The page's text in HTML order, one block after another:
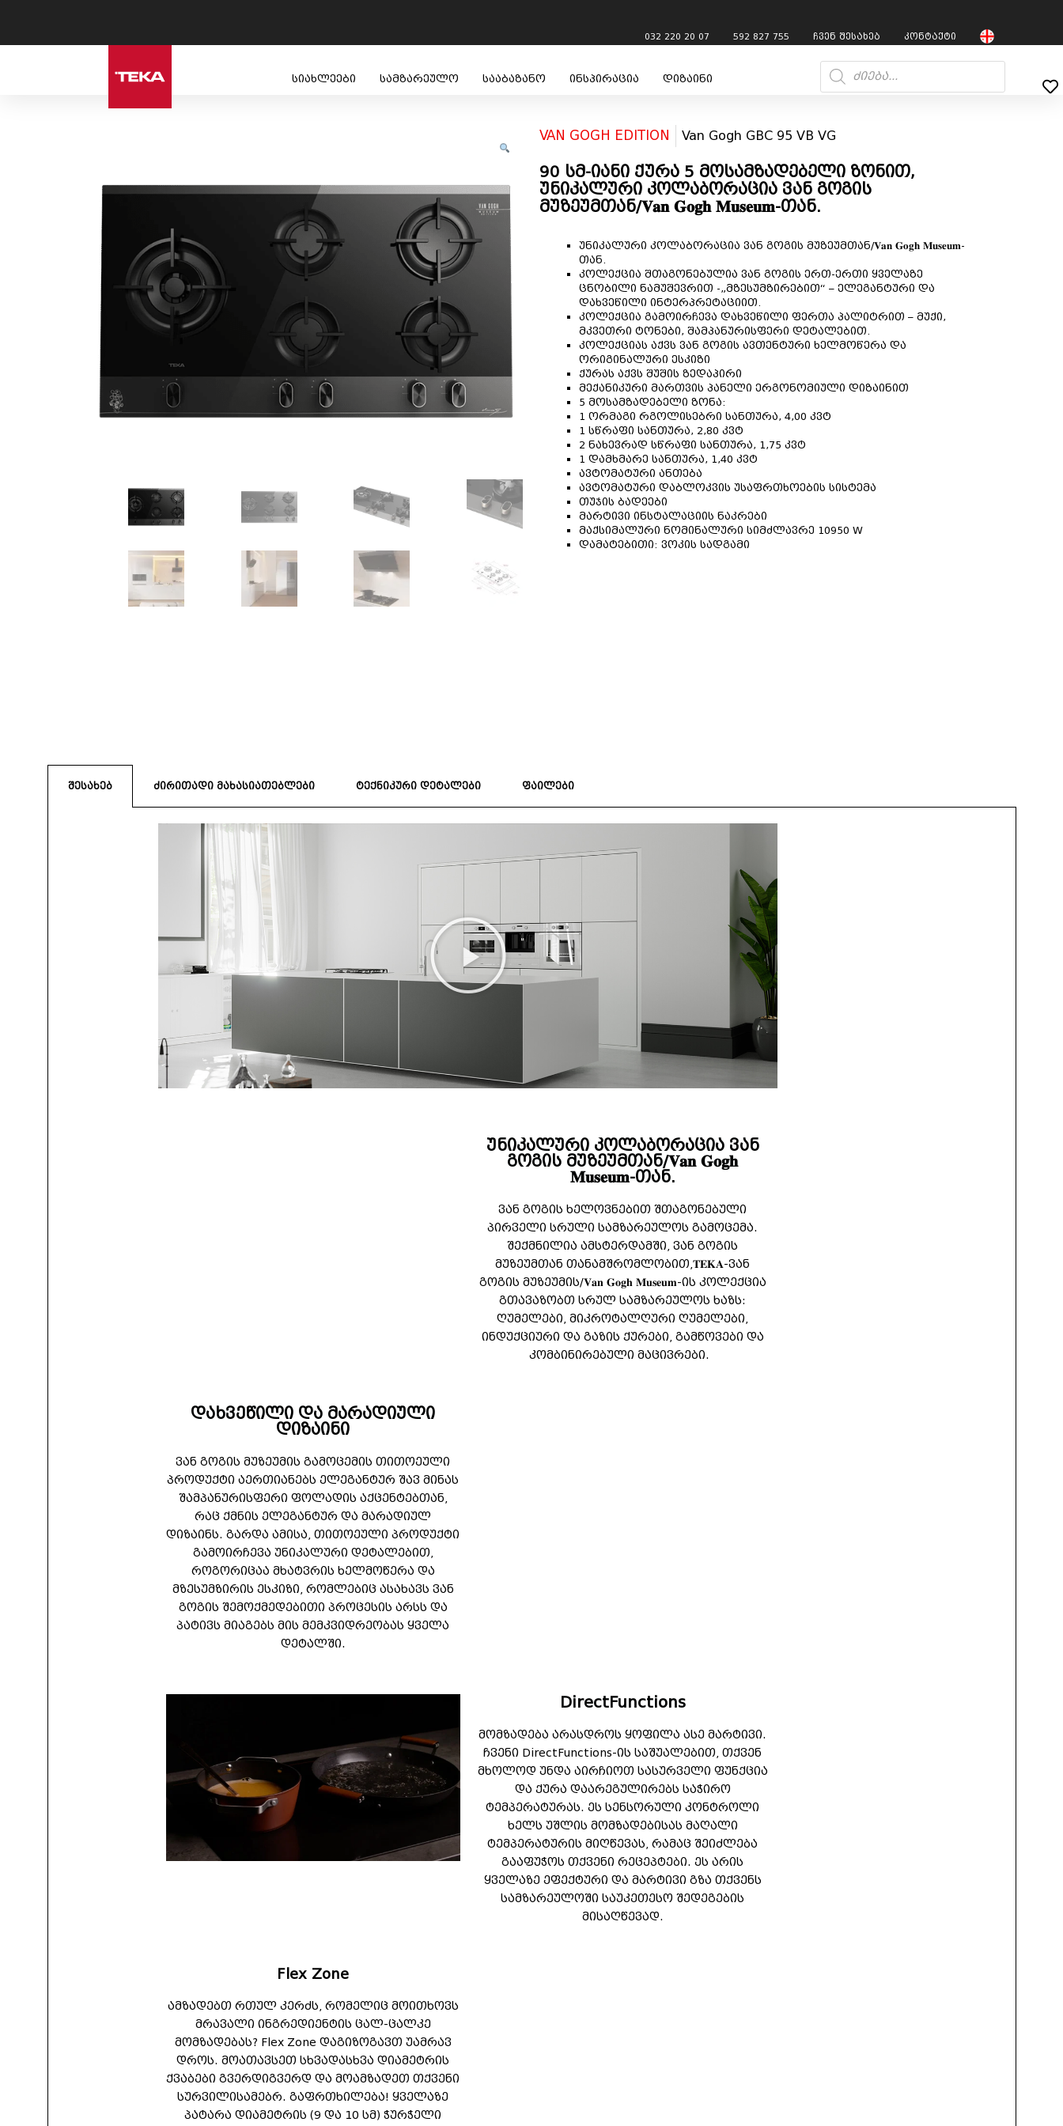
032 220 20 07 592 827 755 ჩვენ შესახებ კონტაქტი
სიახლეები სამზარეულო სააბაზანო ინსპირაცია დიზაინი
VAN GOGH EDITION Van Gogh GBC 95 VB VG
90 სმ-იანი ქურა 5 მოსამზადებელი ზონით,
უნიკალური კოლაბორაცია ვან გოგის
მუზეუმთან/𝐕𝐚𝐧 𝐆𝐨𝐠𝐡 𝐌𝐮𝐬𝐞𝐮𝐦-თან.
უნიკალური კოლაბორაცია ვან გოგის მუზეუმთან/𝐕𝐚𝐧 𝐆𝐨𝐠𝐡 𝐌𝐮𝐬𝐞𝐮𝐦-
თან.
კოლექცია შთაგონებულია ვან გოგის ერთ-ერთი ყველაზე
ცნობილი ნამუშევრით -„მზესუმზირებით“ – ელეგანტური და
დახვეწილი ინტერპრეტაციით.
კოლექცია გამოირჩევა დახვეწილი ფერთა პალიტრით – მუქი,
მკვეთრი ტონები, შამპანურისფერი დეტალებით.
კოლექციას აქვს ვან გოგის ავთენტური ხელმოწერა და
ორიგინალური ესკიზი
ქურას აქვს შუშის ზედაპირი
მექანიკური მართვის პანელი ერგონომიული დიზაინით
5 მოსამზადებელი ზონა:
1 ორმაგი რგოლისებრი სანთურა, 4,00 კვტ
1 სწრაფი სანთურა, 2,80 კვტ
2 ნახევრად სწრაფი სანთურა, 1,75 კვტ
1 დამხმარე სანთურა, 1,40 კვტ
ავტომატური ანთება
ავტომატური დაბლოკვის უსაფრთხოების სისტემა
თუჯის ბადეები
მარტივი ინსტალაციის ნაკრები
მაქსიმალური ნომინალური სიმძლავრე 10950 W
დამატებითი: ვოკის სადგამი
შესახებ ძირითადი მახასიათებლები ტექნიკური დეტალები ფაილები
უნიკალური კოლაბორაცია ვან
გოგის მუზეუმთან/𝐕𝐚𝐧 𝐆𝐨𝐠𝐡
𝐌𝐮𝐬𝐞𝐮𝐦-თან.
ვან გოგის ხელოვნებით შთაგონებული
პირველი სრული სამზარეულოს გამოცემა.
შექმნილია ამსტერდამში, ვან გოგის
მუზეუმთან თანამშრომლობით,𝐓𝐄𝐊𝐀-ვან
გოგის მუზეუმის/𝐕𝐚𝐧 𝐆𝐨𝐠𝐡 𝐌𝐮𝐬𝐞𝐮𝐦-ის კოლექცია
გთავაზობთ სრულ სამზარეულოს ხაზს:
ღუმელები, მიკროტალღური ღუმელები,
ინდუქციური და გაზის ქურები, გამწოვები და
კომბინირებული მაცივრები.
დახვეწილი და მარადიული
დიზაინი
ვან გოგის მუზეუმის გამოცემის თითოეული
პროდუქტი აერთიანებს ელეგანტურ შავ მინას
შამპანურისფერი ფოლადის აქცენტებთან,
რაც ქმნის ელეგანტურ და მარადიულ
დიზაინს. გარდა ამისა, თითოეული პროდუქტი
გამოირჩევა უნიკალური დეტალებით,
როგორიცაა მხატვრის ხელმოწერა და
მზესუმზირის ესკიზი, რომლებიც ასახავს ვან
გოგის შემოქმედებითი პროცესის არსს და
პატივს მიაგებს მის მემკვიდრეობას ყველა
დეტალში.
DirectFunctions
მომზადება არასდროს ყოფილა ასე მარტივი.
ჩვენი DirectFunctions-ის საშუალებით, თქვენ
მხოლოდ უნდა აირჩიოთ სასურველი ფუნქცია
და ქურა დაარეგულირებს საჭირო
ტემპერატურას. ეს სენსორული კონტროლი
ხელს უშლის მომზადებისას მაღალი
ტემპერატურის მიღწევას, რამაც შეიძლება
გააფუჭოს თქვენი რეცეპტები. ეს არის
ყველაზე ეფექტური და მარტივი გზა თქვენს
სამზარეულოში საუკეთესო შედეგების
მისაღწევად.
Flex Zone
ამზადებთ რთულ კერძს, რომელიც მოითხოვს
მრავალი ინგრედიენტის ცალ-ცალკე
მომზადებას? Flex Zone დაგიზოგავთ უამრავ
დროს. მოათავსეთ სხვადასხვა დიამეტრის
ქვაბები გვერდიგვერდ და მოამზადეთ თქვენი
სურვილისამებრ. გაფრთხილება! ყველაზე
პატარა დიამეტრის (9 და 10 სმ) ჭურჭელი